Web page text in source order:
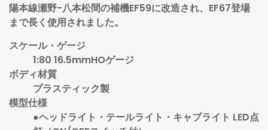
陽本線瀬野-八本松間の補機EF59に改造され、EF67登場
まで長く使用されました。
スケール・ゲージ
1:80 16.5mmHOゲージ
ボディ材質
プラスティック製
模型仕様
●ヘッドライト・テールライト・キャブライト LED点